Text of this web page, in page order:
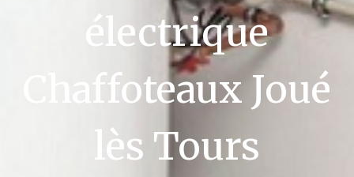
électrique
Chaffoteaux Joué
lès Tours